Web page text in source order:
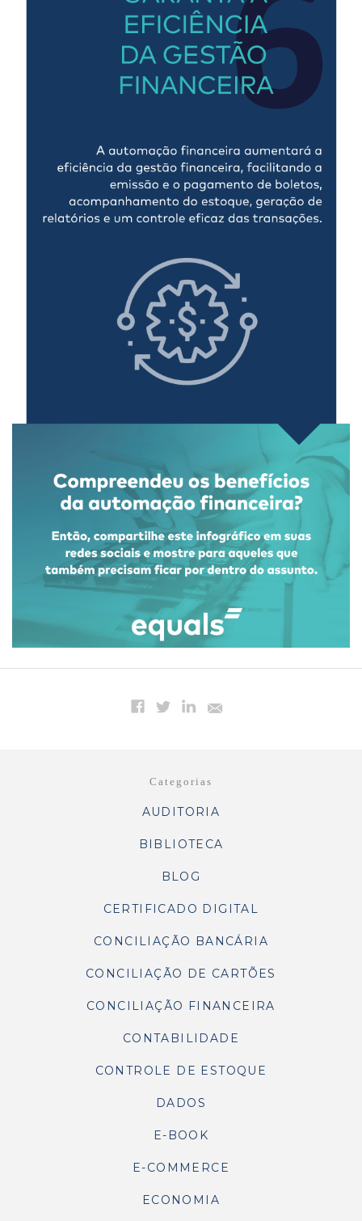
Categorias
AUDITORIA
BIBLIOTECA
BLOG
CERTIFICADO DIGITAL
CONCILIAÇÃO BANCÁRIA
CONCILIAÇÃO DE CARTÕES
CONCILIAÇÃO FINANCEIRA
CONTABILIDADE
CONTROLE DE ESTOQUE
DADOS
E-BOOK
E-COMMERCE
ECONOMIA